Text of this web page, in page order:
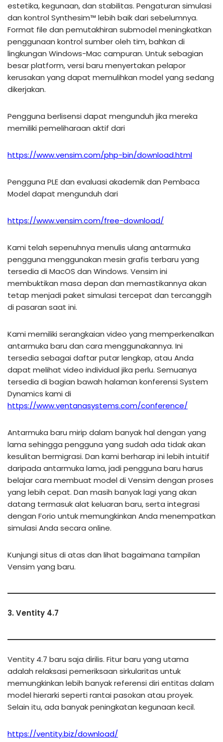
estetika, kegunaan, dan stabilitas. Pengaturan simulasi
dan kontrol Synthesim™ lebih baik dari sebelumnya.
Format file dan pemutakhiran submodel meningkatkan
penggunaan kontrol sumber oleh tim, bahkan di
lingkungan Windows-Mac campuran. Untuk sebagian
besar platform, versi baru menyertakan pelapor
kerusakan yang dapat memulihkan model yang sedang
dikerjakan.
Pengguna berlisensi dapat mengunduh jika mereka
memiliki pemeliharaan aktif dari
https://www.vensim.com/php-bin/download.html
Pengguna PLE dan evaluasi akademik dan Pembaca
Model dapat mengunduh dari
https://www.vensim.com/free-download/
Kami telah sepenuhnya menulis ulang antarmuka
pengguna menggunakan mesin grafis terbaru yang
tersedia di MacOS dan Windows. Vensim ini
membuktikan masa depan dan memastikannya akan
tetap menjadi paket simulasi tercepat dan tercanggih
di pasaran saat ini.
Kami memiliki serangkaian video yang memperkenalkan
antarmuka baru dan cara menggunakannya. Ini
tersedia sebagai daftar putar lengkap, atau Anda
dapat melihat video individual jika perlu. Semuanya
tersedia di bagian bawah halaman konferensi System
Dynamics kami di
https://www.ventanasystems.com/conference/
Antarmuka baru mirip dalam banyak hal dengan yang
lama sehingga pengguna yang sudah ada tidak akan
kesulitan bermigrasi. Dan kami berharap ini lebih intuitif
daripada antarmuka lama, jadi pengguna baru harus
belajar cara membuat model di Vensim dengan proses
yang lebih cepat. Dan masih banyak lagi yang akan
datang termasuk alat keluaran baru, serta integrasi
dengan Forio untuk memungkinkan Anda menempatkan
simulasi Anda secara online.
Kunjungi situs di atas dan lihat bagaimana tampilan
Vensim yang baru.
3. Ventity 4.7
Ventity 4.7 baru saja dirilis. Fitur baru yang utama
adalah relaksasi pemeriksaan sirkularitas untuk
memungkinkan lebih banyak referensi diri entitas dalam
model hierarki seperti rantai pasokan atau proyek.
Selain itu, ada banyak peningkatan kegunaan kecil.
https://ventity.biz/download/